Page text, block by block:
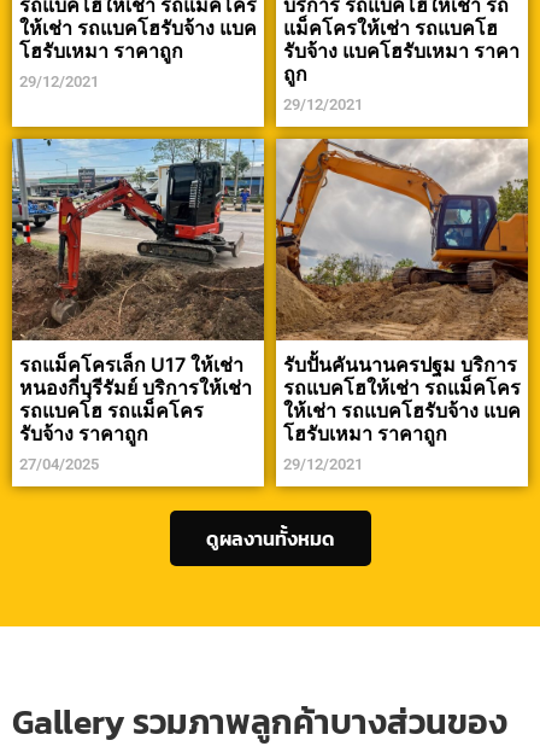
รถแบคโฮให้เช่า รถแม็คโคร
ให้เช่า รถแบคโฮรับจ้าง แบค
โฮรับเหมา ราคาถูก
29/12/2021
บริการ รถแบคโฮให้เช่า รถ
แม็คโครให้เช่า รถแบคโฮ
รับจ้าง แบคโฮรับเหมา ราคา
ถูก
29/12/2021
รถแม็คโครเล็ก U17 ให้เช่า
หนองกี่บุรีรัมย์ บริการให้เช่า
รถแบคโฮ รถแม็คโคร
รับจ้าง ราคาถูก
27/04/2025
รับปั้นคันนานครปฐม บริการ
รถแบคโฮให้เช่า รถแม็คโคร
ให้เช่า รถแบคโฮรับจ้าง แบค
โฮรับเหมา ราคาถูก
29/12/2021
ดูผลงานทั้งหมด
Gallery รวมภาพลูกค้าบางส่วนของ